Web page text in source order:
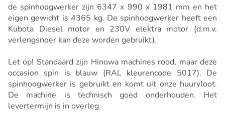
de spinhoogwerker zijn 6347 x 990 x 1981 mm en het
eigen gewicht is 4365 kg. De spinhoogwerker heeft een
Kubota Diesel motor en 230V elektra motor (d.m.v.
verlengsnoer kan deze worden gebruikt).
Let op! Standaard zijn Hinowa machines rood, maar deze
occasion spin is blauw (RAL kleurencode 5017). De
spinhoogwerker is gebruikt en komt uit onze huurvloot.
De machine is technisch goed onderhouden. Het
levertermijn is in overleg.